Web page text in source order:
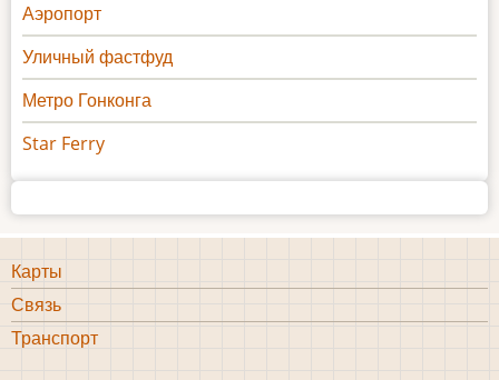
Аэропорт
Уличный фастфуд
Метро Гонконга
Star Ferry
Информация
1
Карты
Связь
Транспорт